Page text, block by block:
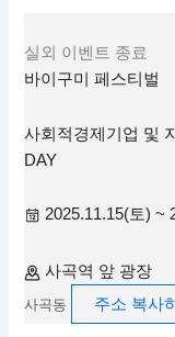
실외 이벤트 종료
바이구미 페스티벌
사회적경제기업 및
DAY
2025.11.15(토) ~
사곡역 앞 광장
사곡동 주소 복사